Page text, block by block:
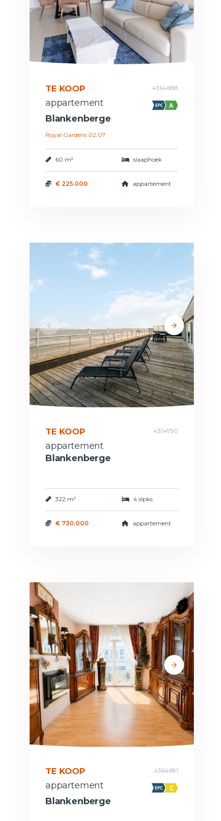
TE KOOP 4364688
appartement
Blankenberge
Royal Gardens 02.07
60 m² slaaphoek
€ 225.000 appartement
TE KOOP 4354750
appartement
Blankenberge
322 m² 4 slpks.
€ 730.000 appartement
TE KOOP 4364681
appartement
Blankenberge